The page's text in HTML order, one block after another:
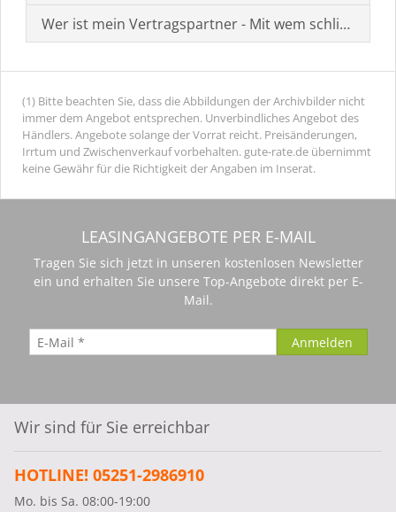
Wer ist mein Vertragspartner - Mit wem schließe ich
(1) Bitte beachten Sie, dass die Abbildungen der Archivbilder nicht
immer dem Angebot entsprechen. Unverbindliches Angebot des
Händlers. Angebote solange der Vorrat reicht. Preisänderungen,
Irrtum und Zwischenverkauf vorbehalten. gute-rate.de übernimmt
keine Gewähr für die Richtigkeit der Angaben im Inserat.
LEASINGANGEBOTE PER E-MAIL
Tragen Sie sich jetzt in unseren kostenlosen Newsletter
ein und erhalten Sie unsere Top-Angebote direkt per E-
Mail.
Wir sind für Sie erreichbar
HOTLINE! 05251-2986910
Mo. bis Sa. 08:00-19:00